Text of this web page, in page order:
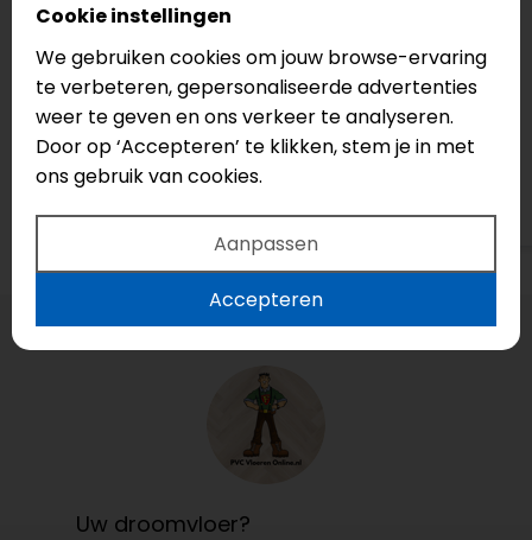
Cookie instellingen
We gebruiken cookies om jouw browse-ervaring
te verbeteren, gepersonaliseerde advertenties
weer te geven en ons verkeer te analyseren.
Door op ‘Accepteren’ te klikken, stem je in met
ons gebruik van cookies.
Aanpassen
Accepteren
Uw droomvloer?